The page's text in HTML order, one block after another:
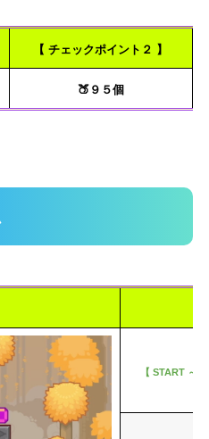
【 チェックポイント２ 】
🍑９５個
【 START ～